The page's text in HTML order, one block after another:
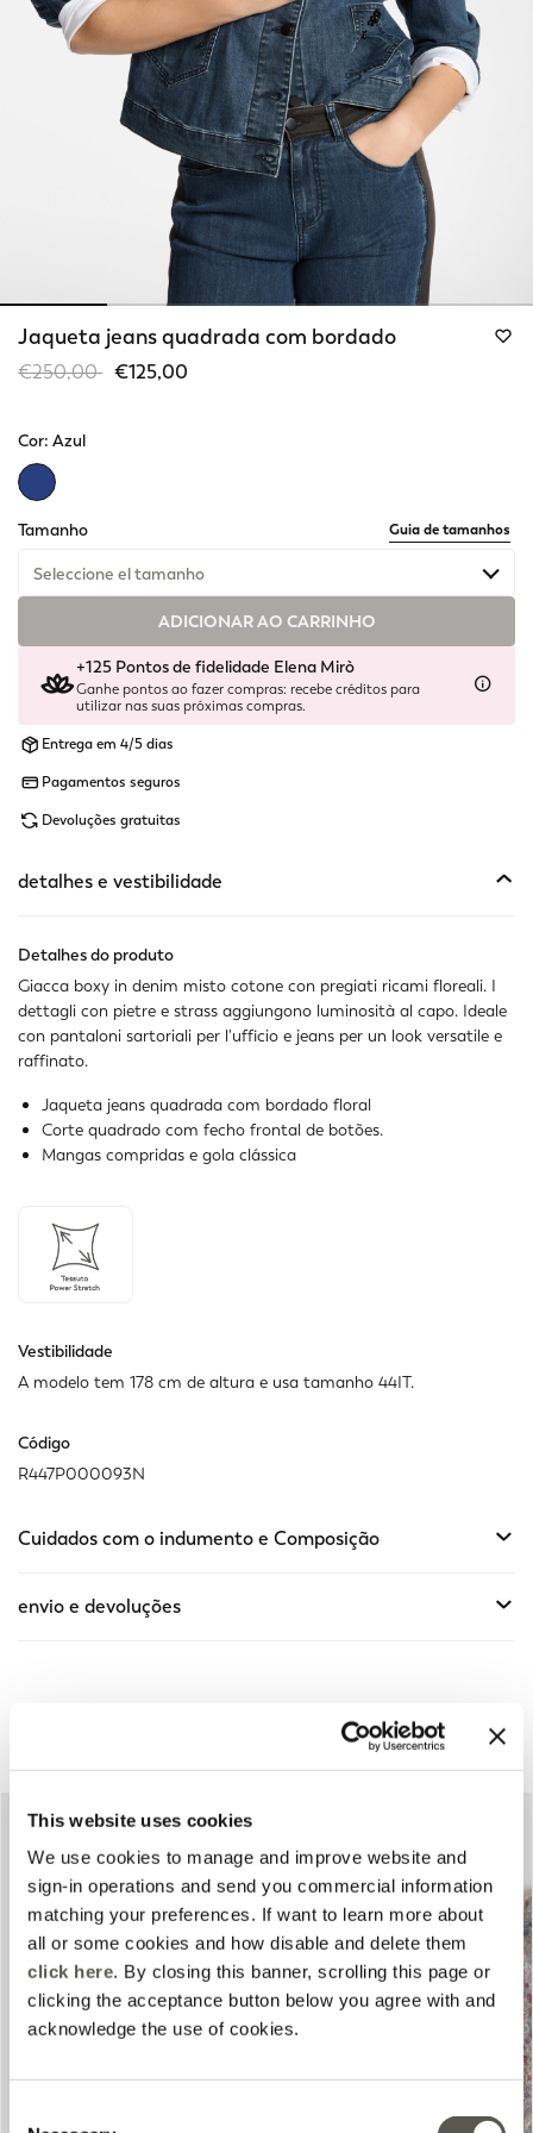
This website uses cookies
We use cookies to manage and improve website and
sign-in operations and send you commercial information
matching your preferences. If want to learn more about
all or some cookies and how disable and delete them
click here. By closing this banner, scrolling this page or
clicking the acceptance button below you agree with and
acknowledge the use of cookies.
Jaqueta jeans quadrada com bordado
Price reduced from
€250,00to€125,00
Cor: Azul
Tamanho
Guia de tamanhos
Seleccione el tamanho
Disponível
Indisponível Mostrar artigos semelhantes
IndisponívelMostrar artigos semelhantes
ADICIONAR AO CARRINHO
+125 Pontos de fidelidade Elena Mirò
Ganhe pontos ao fazer compras: recebe créditos para
utilizar nas suas próximas compras.
Entrega em 4/5 dias
Pagamentos seguros
Devoluções gratuitas
detalhes e vestibilidade
Detalhes do produto
Giacca boxy in denim misto cotone con pregiati ricami floreali. I
dettagli con pietre e strass aggiungono luminosità al capo. Ideale
con pantaloni sartoriali per l'ufficio e jeans per un look versatile e
raffinato.
Jaqueta jeans quadrada com bordado floral
Corte quadrado com fecho frontal de botões.
Mangas compridas e gola clássica
Vestibilidade
A modelo tem 178 cm de altura e usa tamanho 44IT.
Código
R447P000093N
Cuidados com o indumento e Composição
envio e devoluções
Complete o seu look
Previous Next